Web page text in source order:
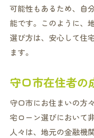
可能性もあるため、自
能です。このように、
選び方は、安心して住
ます。
守口市在住者の
守口市にお住まいの方
宅ローン選びにおいて
人々は、地元の金融機